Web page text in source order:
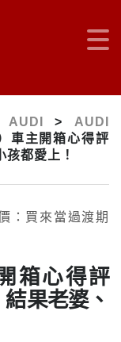
AUDI >
AUDI
車主開箱心得評
都愛上！
箱心得評
果老婆、